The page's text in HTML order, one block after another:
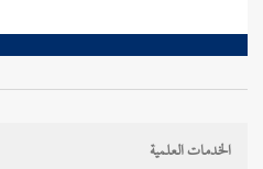
الخدمات العلمية